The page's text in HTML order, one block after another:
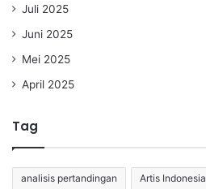
Juli 2025
Juni 2025
Mei 2025
April 2025
Tag
analisis pertandingan Artis Indonesia